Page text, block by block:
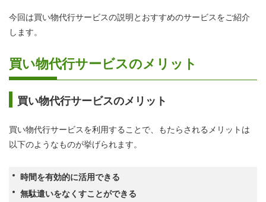
今回は買い物代行サービスの説明とおすすめのサービスをご紹介
します。
買い物代行サービスのメリット
買い物代行サービスのメリット
買い物代行サービスを利用することで、もたらされるメリットは
以下のようなものが挙げられます。
時間を有効的に活用できる
無駄遣いをなくすことができる